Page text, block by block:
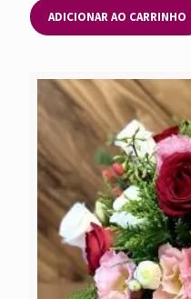
ADICIONAR AO CARRINHO